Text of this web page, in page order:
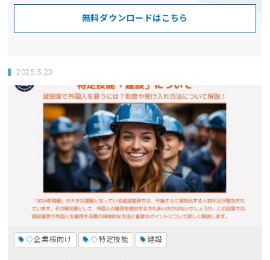
無料ダウンロードはこちら
2025.5.23
◇企業様向け ◇特定技能 建設